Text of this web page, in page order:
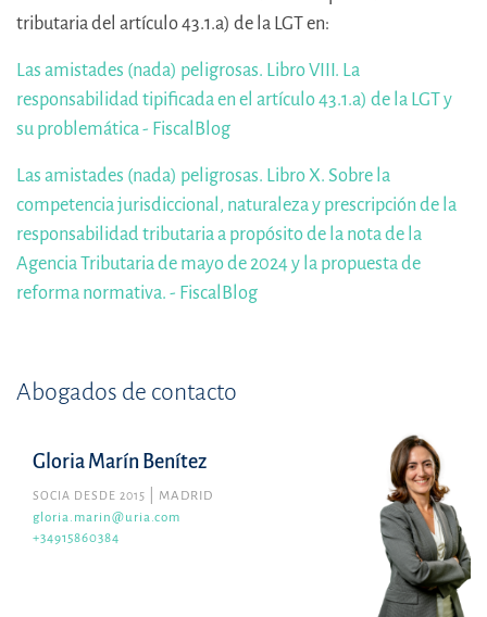
tributaria del artículo 43.1.a) de la LGT en:
Las amistades (nada) peligrosas. Libro VIII. La
responsabilidad tipificada en el artículo 43.1.a) de la LGT y
su problemática - FiscalBlog
Las amistades (nada) peligrosas. Libro X. Sobre la
competencia jurisdiccional, naturaleza y prescripción de la
responsabilidad tributaria a propósito de la nota de la
Agencia Tributaria de mayo de 2024 y la propuesta de
reforma normativa. - FiscalBlog
Abogados de contacto
Gloria Marín Benítez
SOCIA DESDE 2015
MADRID
gloria.marin@uria.com
+34915860384